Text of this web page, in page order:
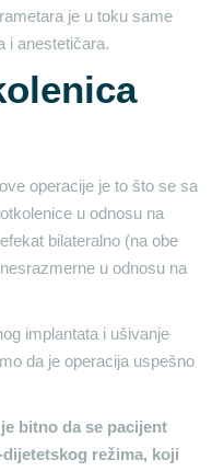
je u toku same
i anestetičara.
operacije je to što se sa
u odnosu na
bilateralno (na obe
u odnosu na
implantata i ušivanje
da je operacija uspešno
bitno da se pacijent
režima, koji